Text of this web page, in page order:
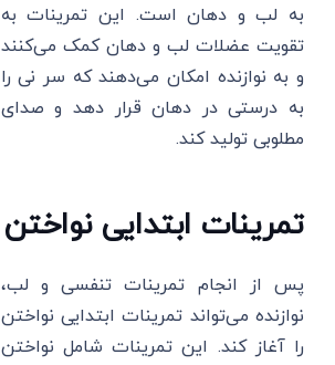
به لب و دهان است. این تمرینات به
تقویت عضلات لب و دهان کمک می‌کنند
و به نوازنده امکان می‌دهند که سر نی را
به درستی در دهان قرار دهد و صدای
مطلوبی تولید کند.
تمرینات ابتدایی نواختن
پس از انجام تمرینات تنفسی و لب،
نوازنده می‌تواند تمرینات ابتدایی نواختن
را آغاز کند. این تمرینات شامل نواختن